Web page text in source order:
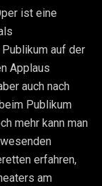
ist eine
auf der
Applaus
auch nach
Publikum
mehr kann man
erfahren,
am